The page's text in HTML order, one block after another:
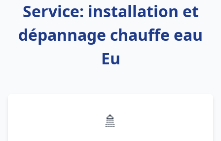
Service: installation et
dépannage chauffe eau
Eu
🚿